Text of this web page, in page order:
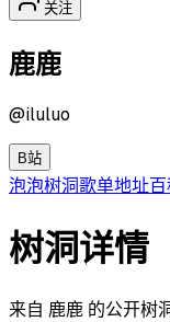
关注
鹿鹿
@iluluo
B站
泡泡树洞歌单地址
树洞详情
来自 鹿鹿 的公开树